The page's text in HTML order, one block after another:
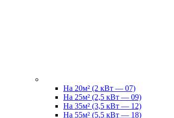
На 20м² (2 кВт — 07)
На 25м² (2,5 кВт — 09)
На 35м² (3,5 кВт — 12)
На 55м² (5,5 кВт — 18)